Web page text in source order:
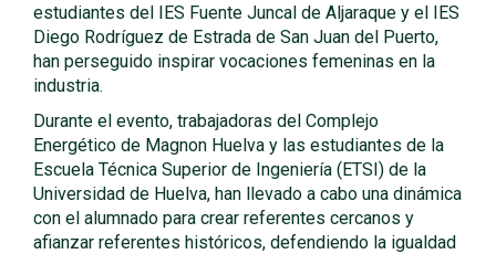
estudiantes del IES Fuente Juncal de Aljaraque y el IES
Diego Rodríguez de Estrada de San Juan del Puerto,
han perseguido inspirar vocaciones femeninas en la
industria.
Durante el evento, trabajadoras del Complejo
Energético de Magnon Huelva y las estudiantes de la
Escuela Técnica Superior de Ingeniería (ETSI) de la
Universidad de Huelva, han llevado a cabo una dinámica
con el alumnado para crear referentes cercanos y
afianzar referentes históricos, defendiendo la igualdad